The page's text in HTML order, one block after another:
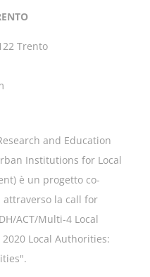
Trento
and Education
Institutions for Local
) è un progetto co-
la call for
ACT/Multi-4 Local
Local Authorities: